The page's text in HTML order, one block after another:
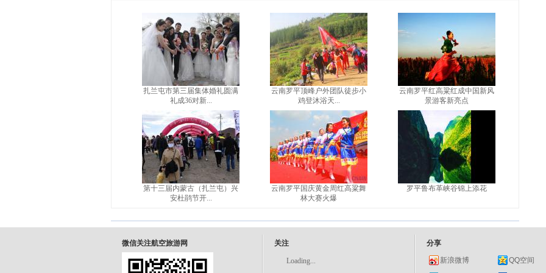
扎兰屯市第三届集体婚礼圆满
礼成36对新...
第十三届内蒙古（扎兰屯）兴
安杜鹃节开...
云南罗平顶峰户外团队徒步小
鸡登沐浴天...
云南罗平国庆黄金周红高粱舞
林大赛火爆
云南罗平红高粱红成中国新风
景游客新亮点
罗平鲁布革峡谷锦上添花
微信关注航空旅游网 关注
Loading...
分享
新浪微博
QQ空间